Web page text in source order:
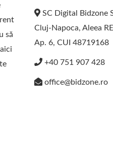
să
SC Digital Bidzone
Cluj-Napoca, Aleea
Ap. 6, CUI 48719168
+40 751 907 428
office@bidzone.ro